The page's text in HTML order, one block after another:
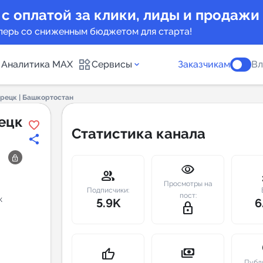
оплатой за клики, лиды и продажи
со сниженным бюджетом для старта!
Аналитика MAX Сервисы
Индекс
Telegram
New
Заказчикам
| Башкортостан
Статистика канала
group
Подписчики:
5.9K
visibility
Просмотры на
пост:
lock_outline
thumb_up payments